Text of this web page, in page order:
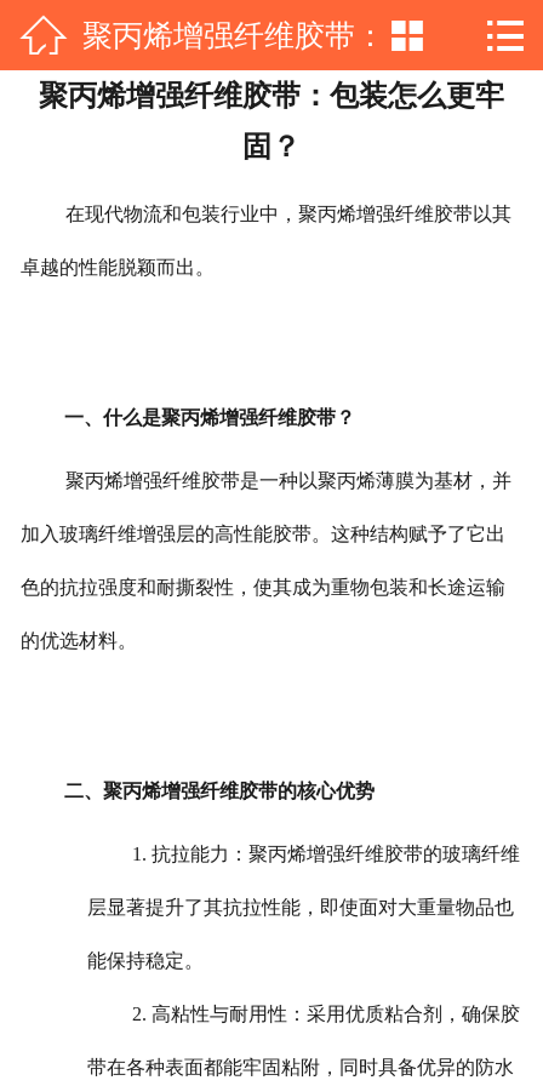
 网站首页
公司简介
新闻动态
 聚丙烯增强纤维胶带：
包装怎么更牢固？
 
聚丙烯增强纤维胶带：包装怎么更牢
固？
在现代物流和包装行业中，聚丙烯增强纤维胶带以其
卓越的性能脱颖而出。
一、什么是聚丙烯增强纤维胶带？
聚丙烯增强纤维胶带是一种以聚丙烯薄膜为基材，并
加入玻璃纤维增强层的高性能胶带。这种结构赋予了它出
色的抗拉强度和耐撕裂性，使其成为重物包装和长途运输
的优选材料。
二、聚丙烯增强纤维胶带的核心优势
1. 抗拉能力：聚丙烯增强纤维胶带的玻璃纤维
层显著提升了其抗拉性能，即使面对大重量物品也
能保持稳定。
2. 高粘性与耐用性：采用优质粘合剂，确保胶
带在各种表面都能牢固粘附，同时具备优异的防水